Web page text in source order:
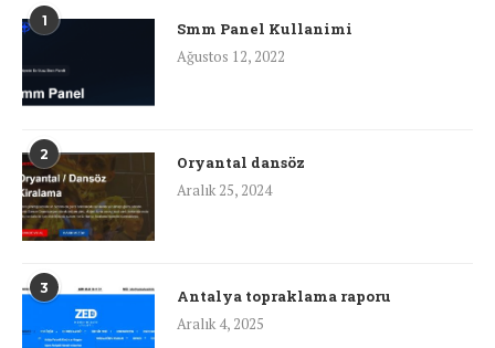
1
Smm Panel Kullanimi
Ağustos 12, 2022
2
Oryantal dansöz
Aralık 25, 2024
3
Antalya topraklama raporu
Aralık 4, 2025